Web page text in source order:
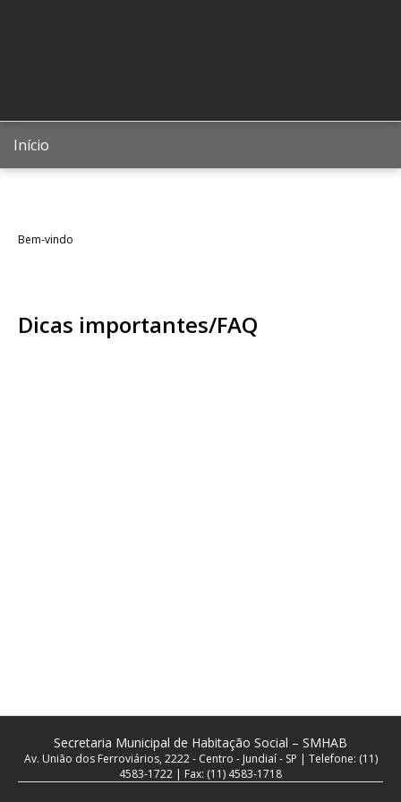
Início
Bem-vindo
Dicas importantes/FAQ
Secretaria Municipal de Habitação Social – SMHAB
Av. União dos Ferroviários, 2222 - Centro - Jundiaí - SP | Telefone: (11)
4583-1722 | Fax: (11) 4583-1718